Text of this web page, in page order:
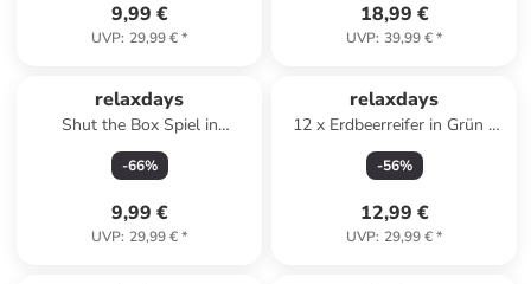
9,99 €
UVP: 29,99 €*
18,99 €
UVP: 39,99 €*
relaxdays
Shut the Box Spiel in
Natur/Grün
-66%
9,99 €
UVP: 29,99 €*
relaxdays
12 x Erdbeerreifer in Grün -
(H)10 x Ø 30 cm
-56%
12,99 €
UVP: 29,99 €*